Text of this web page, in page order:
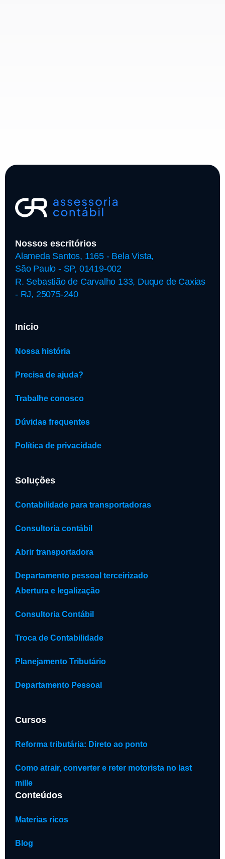
Nossos escritórios
Alameda Santos, 1165 - Bela Vista,
São Paulo - SP, 01419-002
R. Sebastião de Carvalho 133, Duque de Caxias
- RJ, 25075-240
Início
Nossa história
Precisa de ajuda?
Trabalhe conosco
Dúvidas frequentes
Política de privacidade
Soluções
Contabilidade para transportadoras
Consultoria contábil
Abrir transportadora
Departamento pessoal terceirizado
Abertura e legalização
Consultoria Contábil
Troca de Contabilidade
Planejamento Tributário
Departamento Pessoal
Cursos
Reforma tributária: Direto ao ponto
Como atrair, converter e reter motorista no last
mille
Conteúdos
Materias ricos
Blog